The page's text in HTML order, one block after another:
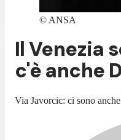
© ANSA
Il Venezia
c'è anche
Via Javorcic: ci sono